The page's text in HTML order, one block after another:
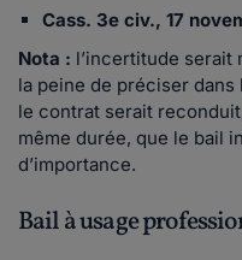
Cass. 3e civ., 17
Nota : l’incertitude serait
la peine de préciser
le contrat serait
même durée, que le bail
d’importance.
Bail à usage